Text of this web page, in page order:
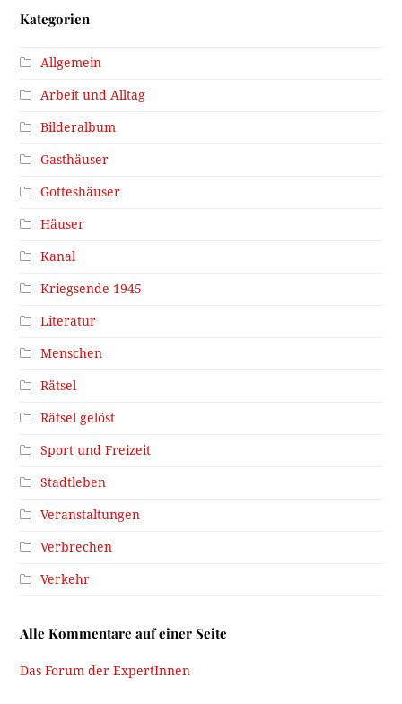
Kategorien
Allgemein
Arbeit und Alltag
Bilderalbum
Gasthäuser
Gotteshäuser
Häuser
Kanal
Kriegsende 1945
Literatur
Menschen
Rätsel
Rätsel gelöst
Sport und Freizeit
Stadtleben
Veranstaltungen
Verbrechen
Verkehr
Alle Kommentare auf einer Seite
Das Forum der ExpertInnen